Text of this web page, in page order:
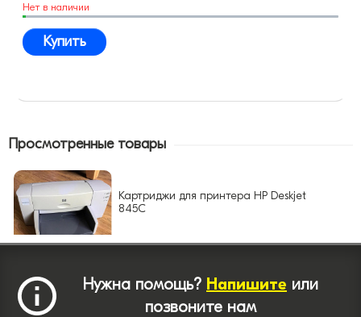
Нет в наличии
Купить
Просмотренные товары
Картриджи для принтера HP Deskjet
845C
Нужна помощь? Напишите или
позвоните нам